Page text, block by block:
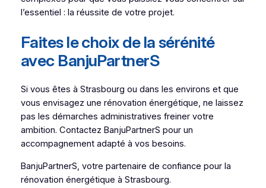
l’essentiel : la réussite de votre projet.
Faites le choix de la sérénité
avec BanjuPartnerS
Si vous êtes à Strasbourg ou dans les environs et que
vous envisagez une rénovation énergétique, ne laissez
pas les démarches administratives freiner votre
ambition. Contactez BanjuPartnerS pour un
accompagnement adapté à vos besoins.
BanjuPartnerS, votre partenaire de confiance pour la
rénovation énergétique à Strasbourg.